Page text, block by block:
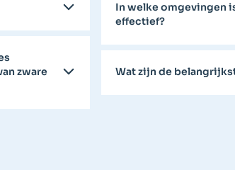
zware
In welke omgevingen
effectief?
Wat zijn de